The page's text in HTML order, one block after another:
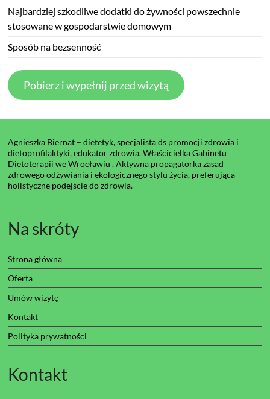
Najbardziej szkodliwe dodatki do żywności powszechnie
stosowane w gospodarstwie domowym
Sposób na bezsenność
Pobierz i wypełnij przed wizytą
Agnieszka Biernat – dietetyk, specjalista ds promocji zdrowia i
dietoprofilaktyki, edukator zdrowia. Właścicielka Gabinetu
Dietoterapii we Wrocławiu . Aktywna propagatorka zasad
zdrowego odżywiania i ekologicznego stylu życia, preferująca
holistyczne podejście do zdrowia.
Na skróty
Strona główna
Oferta
Umów wizytę
Kontakt
Polityka prywatności
Kontakt